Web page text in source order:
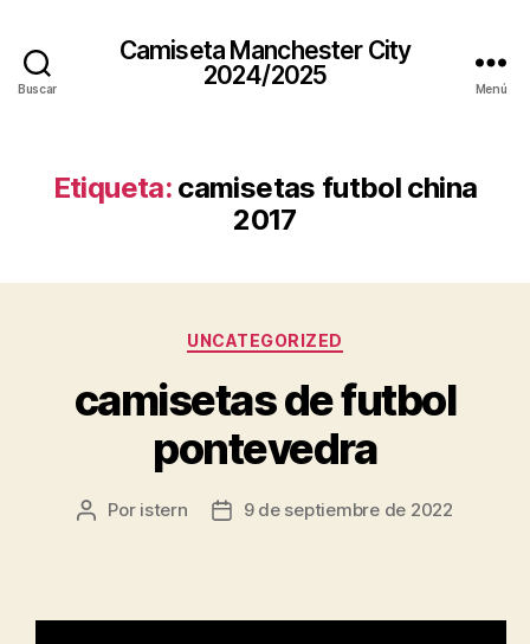
Buscar
Camiseta Manchester City
2024/2025
Menú
Etiqueta: camisetas futbol china
2017
Categorías
UNCATEGORIZED
camisetas de futbol
pontevedra
Autor
Por istern
Fecha9 de septiembre de 2022